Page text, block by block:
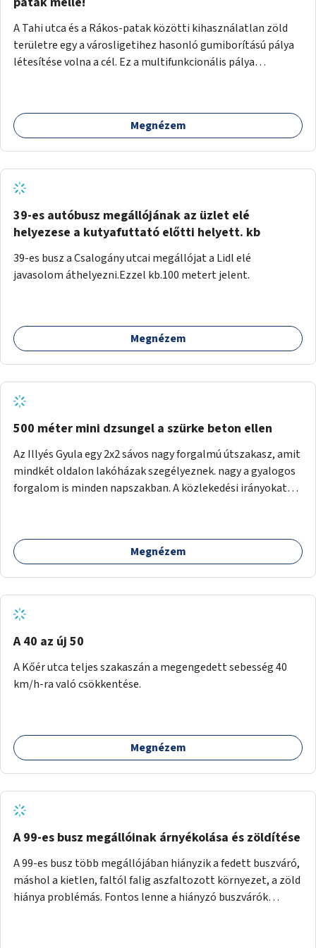
A Tahi utca és a Rákos-patak közötti kihasználatlan zöld
területre egy a városligetihez hasonló gumiborítású pálya
létesítése volna a cél. Ez a multifunkcionális pálya
Megnézem
39-es autóbusz megállójának az üzlet elé
helyezese a kutyafuttató előtti helyett. kb
39-es busz a Csalogány utcai megállójat a Lidl elé
javasolom áthelyezni.Ezzel kb.100 metert jelent.
Megnézem
500 méter mini dzsungel a szürke beton ellen
Az Illyés Gyula egy 2x2 sávos nagy forgalmú útszakasz, amit
mindkét oldalon lakóházak szegélyeznek. nagy a gyalogos
forgalom is minden napszakban. A közlekedési irányokat
szintű növényzettel, öntözőrendszerrel, esetleg
valamilyen vizes attrakcióval ami végfut mind az 500m-en.
Megnézem
A 40 az új 50
A Kőér utca teljes szakaszán a megengedett sebesség 40
km/h-ra való csökkentése.
Megnézem
A 99-es busz megállóinak árnyékolása és zöldítése
A 99-es busz több megállójában hiányzik a fedett buszváró,
máshol a kietlen, faltól falig aszfaltozott környezet, a zöld
hiánya problémás. Fontos lenne a hiányzó buszvárók